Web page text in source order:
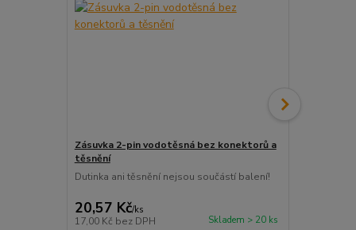
Zásuvka 2-pin vodotěsná bez konektorů a
těsnění
Dutinka ani těsnění nejsou součástí balení!
20,57 Kč/ks
17,00 Kč bez DPH Skladem > 20 ks